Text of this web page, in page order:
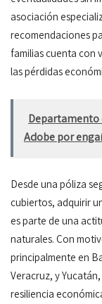
asociación
recomendaciones
familias cuenta con
las pérdidas
Departamento
Adobe por
Desde una póliza
cubiertos, adquirir
es parte de una
naturales. Con
principalmente en
Veracruz, y
resiliencia